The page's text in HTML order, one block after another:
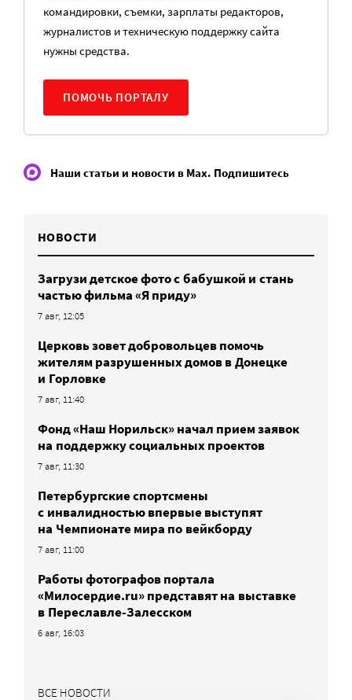
командировки, съемки, зарплаты редакторов,
журналистов и техническую поддержку сайта
нужны средства.
ПОМОЧЬ ПОРТАЛУ
Наши статьи и новости в Max. Подпишитесь
НОВОСТИ
Загрузи детское фото с бабушкой и стань
частью фильма «Я приду»
7 авг, 12:05
Церковь зовет добровольцев помочь
жителям разрушенных домов в Донецке
и Горловке
7 авг, 11:40
Фонд «Наш Норильск» начал прием заявок
на поддержку социальных проектов
7 авг, 11:30
Петербургские спортсмены
c инвалидностью впервые выступят
на Чемпионате мира по вейкборду
7 авг, 11:00
Работы фотографов портала
«Милосердие.ru» представят на выставке
в Переславле-Залесском
6 авг, 16:03
ВСЕ НОВОСТИ